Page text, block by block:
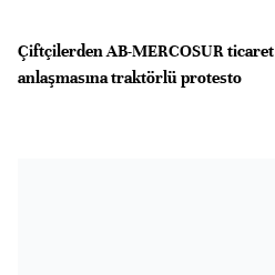
Çiftçilerden AB-MERCOSUR ticaret
anlaşmasına traktörlü protesto